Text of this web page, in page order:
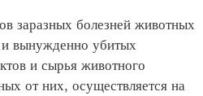
заразных болезней животных
вынужденно убитых
и сырья животного
от них, осуществляется на